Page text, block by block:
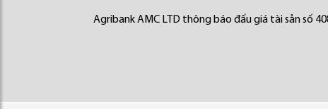
Agribank AMC LTD thông báo đấu giá tài sản số